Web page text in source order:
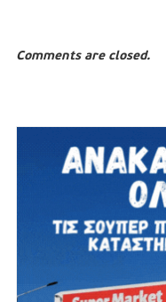
Comments are closed.